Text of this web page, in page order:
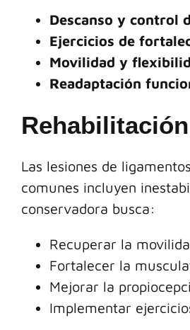
Descanso y control
Ejercicios de
Movilidad y
Readaptación
Las lesiones de
comunes incluyen
conservadora busca:
Recuperar la
Fortalecer la
Mejorar la
Implementar